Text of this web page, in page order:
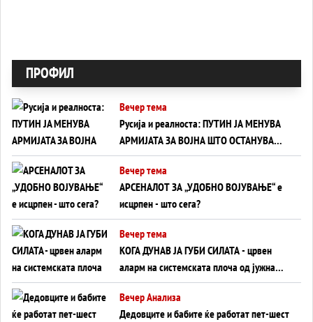
ПРОФИЛ
Вечер тема
Русија и реалноста: ПУТИН ЈА МЕНУВА
АРМИЈАТА ЗА ВОЈНА ШТО ОСТАНУВА
БЕЗ ФРОНТ
Вечер тема
АРСЕНАЛОТ ЗА „УДОБНО ВОЈУВАЊЕ“ е
исцрпен - што сега?
Вечер тема
КОГА ДУНАВ ЈА ГУБИ СИЛАТА - црвен
аларм на системската плоча од јужна
Германија до Црното Море...
Вечер Анализа
Дедовците и бабите ќе работат пет-шест